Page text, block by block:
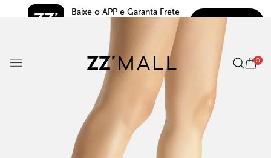
Baixe o APP e Garanta Frete
BAIXAR
0